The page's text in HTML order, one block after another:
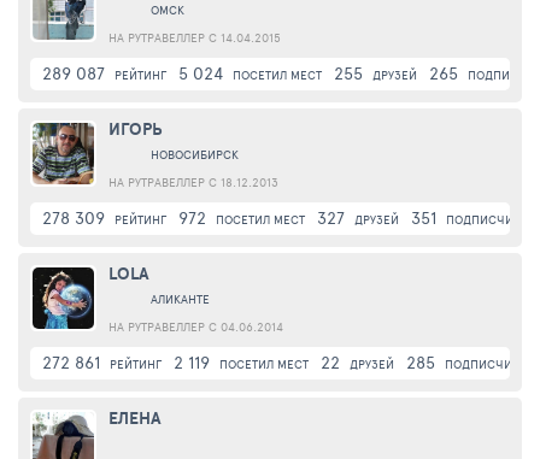
ОМСК
НА РУТРАВЕЛЛЕР С 14.04.2015
289 087 РЕЙТИНГ 5 024 ПОСЕТИЛ МЕСТ 255 ДРУЗЕЙ 265
ИГОРЬ
НОВОСИБИРСК
НА РУТРАВЕЛЛЕР С 18.12.2013
278 309 РЕЙТИНГ 972 ПОСЕТИЛ МЕСТ 327 ДРУЗЕЙ 351 ПОДПИСЧИКИ
LOLA
АЛИКАНТЕ
НА РУТРАВЕЛЛЕР С 04.06.2014
272 861 РЕЙТИНГ 2 119 ПОСЕТИЛ МЕСТ 22 ДРУЗЕЙ 285 ПОДПИСЧИКИ
ЕЛЕНА